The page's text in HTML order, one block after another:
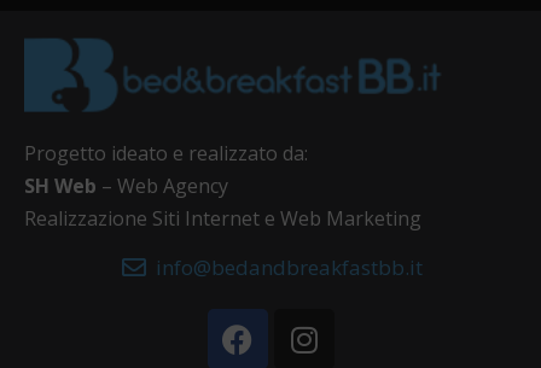
Progetto ideato e realizzato da:
SH Web – Web Agency
Realizzazione Siti Internet e Web Marketing
info@bedandbreakfastbb.it